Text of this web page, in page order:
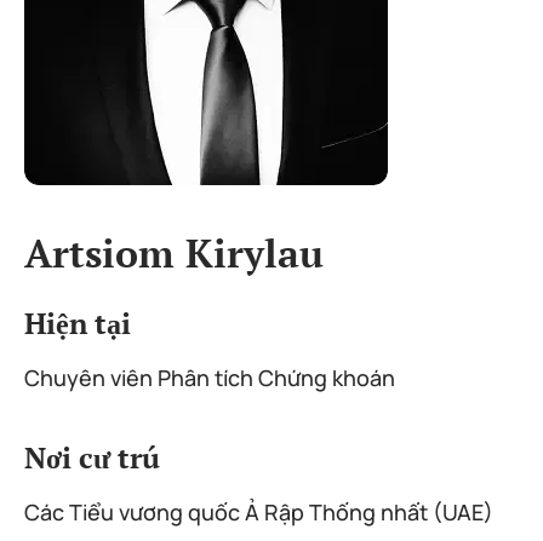
Artsiom Kirylau
Hiện tại
Chuyên viên Phân tích Chứng khoán
Nơi cư trú
Các Tiểu vương quốc Ả Rập Thống nhất (UAE)